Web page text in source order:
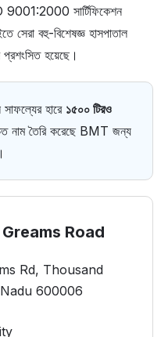
9001:2000 সার্টিফিকেশন
সেরা বহু-বিশেষজ্ঞ হাসপাতাল
প্রশংসিত হয়েছে।
হারে ১৫০০ টিরও
নাম তৈরি করেছে BMT জন্য
Road
Rd, Thousand
600006